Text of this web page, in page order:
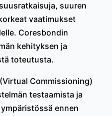
suuren
vaatimukset
Coresbondin
kehityksen ja
toteutusta.
Commissioning)
testaamista ja
ennen